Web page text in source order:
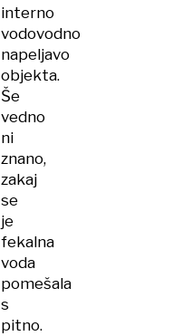
interno
vodovodno
napeljavo
objekta.
Še
vedno
ni
znano,
zakaj
se
je
fekalna
voda
pomešala
s
pitno.